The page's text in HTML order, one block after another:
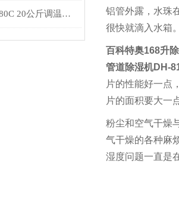
百科特奥BCF-7480C 20公斤调温防爆除湿机
铝管外露，水珠
很快就滴入水箱
百科特奥168升
管道除湿机DH-
片的性能好一点
片的面积要大一
粉尘和空气干燥
气干燥的各种麻
湿度问题一直是